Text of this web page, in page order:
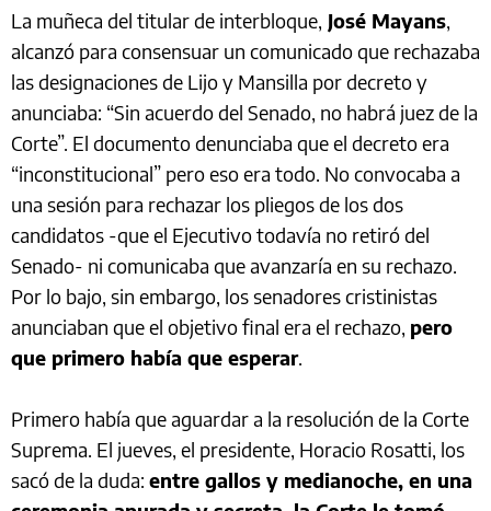
La muñeca del titular de interbloque, José Mayans,
alcanzó para consensuar un comunicado que rechazaba
las designaciones de Lijo y Mansilla por decreto y
anunciaba: “Sin acuerdo del Senado, no habrá juez de la
Corte”. El documento denunciaba que el decreto era
“inconstitucional” pero eso era todo. No convocaba a
una sesión para rechazar los pliegos de los dos
candidatos -que el Ejecutivo todavía no retiró del
Senado- ni comunicaba que avanzaría en su rechazo.
Por lo bajo, sin embargo, los senadores cristinistas
anunciaban que el objetivo final era el rechazo, pero
que primero había que esperar.
Primero había que aguardar a la resolución de la Corte
Suprema. El jueves, el presidente, Horacio Rosatti, los
sacó de la duda: entre gallos y medianoche, en una